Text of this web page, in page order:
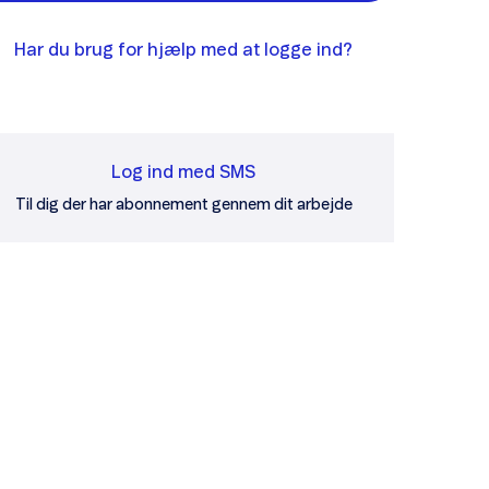
Har du brug for hjælp med at logge ind?
Log ind med SMS
Til dig der har abonnement gennem dit arbejde